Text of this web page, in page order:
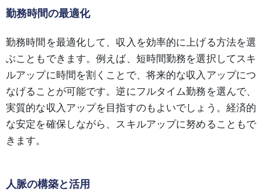
勤務時間の最適化
勤務時間を最適化して、収入を効率的に上げる方法を選
ぶこともできます。例えば、短時間勤務を選択してスキ
ルアップに時間を割くことで、将来的な収入アップにつ
なげることが可能です。逆にフルタイム勤務を選んで、
実質的な収入アップを目指すのもよいでしょう。経済的
な安定を確保しながら、スキルアップに努めることもで
きます。
人脈の構築と活用